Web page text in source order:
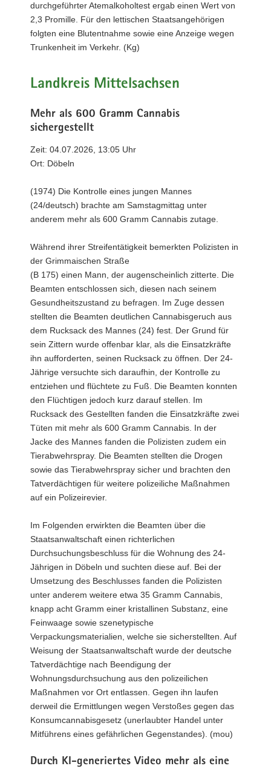
durchgeführter Atemalkoholtest ergab einen Wert von
2,3 Promille. Für den lettischen Staatsangehörigen
folgten eine Blutentnahme sowie eine Anzeige wegen
Trunkenheit im Verkehr. (Kg)
Landkreis Mittelsachsen
Mehr als 600 Gramm Cannabis
sichergestellt
Zeit: 04.07.2026, 13:05 Uhr
Ort: Döbeln
(1974) Die Kontrolle eines jungen Mannes
(24/deutsch) brachte am Samstagmittag unter
anderem mehr als 600 Gramm Cannabis zutage.
Während ihrer Streifentätigkeit bemerkten Polizisten in
der Grimmaischen Straße
(B 175) einen Mann, der augenscheinlich zitterte. Die
Beamten entschlossen sich, diesen nach seinem
Gesundheitszustand zu befragen. Im Zuge dessen
stellten die Beamten deutlichen Cannabisgeruch aus
dem Rucksack des Mannes (24) fest. Der Grund für
sein Zittern wurde offenbar klar, als die Einsatzkräfte
ihn aufforderten, seinen Rucksack zu öffnen. Der 24-
Jährige versuchte sich daraufhin, der Kontrolle zu
entziehen und flüchtete zu Fuß. Die Beamten konnten
den Flüchtigen jedoch kurz darauf stellen. Im
Rucksack des Gestellten fanden die Einsatzkräfte zwei
Tüten mit mehr als 600 Gramm Cannabis. In der
Jacke des Mannes fanden die Polizisten zudem ein
Tierabwehrspray. Die Beamten stellten die Drogen
sowie das Tierabwehrspray sicher und brachten den
Tatverdächtigen für weitere polizeiliche Maßnahmen
auf ein Polizeirevier.
Im Folgenden erwirkten die Beamten über die
Staatsanwaltschaft einen richterlichen
Durchsuchungsbeschluss für die Wohnung des 24-
Jährigen in Döbeln und suchten diese auf. Bei der
Umsetzung des Beschlusses fanden die Polizisten
unter anderem weitere etwa 35 Gramm Cannabis,
knapp acht Gramm einer kristallinen Substanz, eine
Feinwaage sowie szenetypische
Verpackungsmaterialien, welche sie sicherstellten. Auf
Weisung der Staatsanwaltschaft wurde der deutsche
Tatverdächtige nach Beendigung der
Wohnungsdurchsuchung aus den polizeilichen
Maßnahmen vor Ort entlassen. Gegen ihn laufen
derweil die Ermittlungen wegen Verstoßes gegen das
Konsumcannabisgesetz (unerlaubter Handel unter
Mitführens eines gefährlichen Gegenstandes). (mou)
Durch KI-generiertes Video mehr als eine